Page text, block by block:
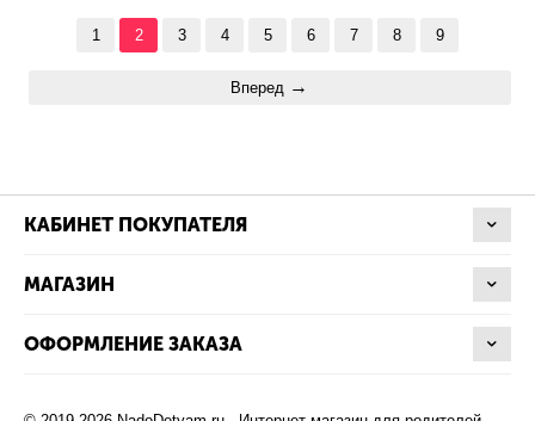
1 2 3 4 5 6 7 8 9
Вперед
КАБИНЕТ ПОКУПАТЕЛЯ
МАГАЗИН
ОФОРМЛЕНИЕ ЗАКАЗА